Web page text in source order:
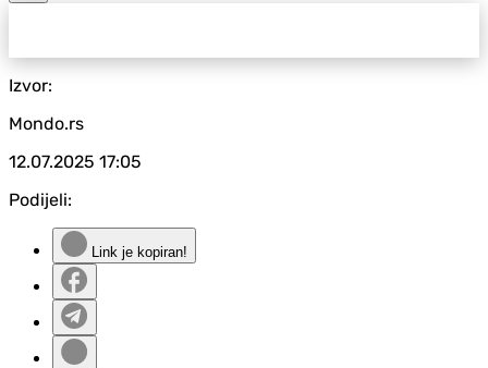
Izvor:
Mondo.rs
12.07.2025 17:05
Podijeli:
Link je kopiran!